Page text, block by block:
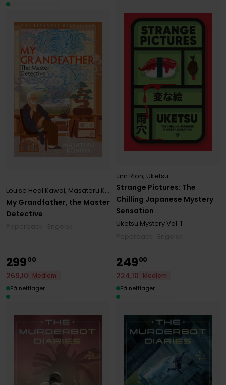
My Grandfather, the Master
Detective
Louise Heal Kawai, Masateru Konishi
Strange Pictures: The
Chilling Japanese Mystery
Sensation
Jim Rion, Uketsu
Uketsu MysteryVol. 1
29900
269,10
Medlem
På nettlager
24900
224,10
Medlem
På nettlager